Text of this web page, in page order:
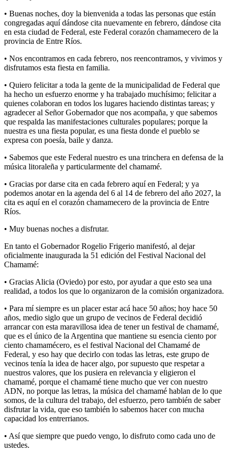
• Buenas noches, doy la bienvenida a todas las personas que están
congregadas aquí dándose cita nuevamente en febrero, dándose cita
en esta ciudad de Federal, este Federal corazón chamamecero de la
provincia de Entre Ríos.
• Nos encontramos en cada febrero, nos reencontramos, y vivimos y
disfrutamos esta fiesta en familia.
• Quiero felicitar a toda la gente de la municipalidad de Federal que
ha hecho un esfuerzo enorme y ha trabajado muchísimo; felicitar a
quienes colaboran en todos los lugares haciendo distintas tareas; y
agradecer al Señor Gobernador que nos acompaña, y que sabemos
que respalda las manifestaciones culturales populares; porque la
nuestra es una fiesta popular, es una fiesta donde el pueblo se
expresa con poesía, baile y danza.
• Sabemos que este Federal nuestro es una trinchera en defensa de la
música litoraleña y particularmente del chamamé.
• Gracias por darse cita en cada febrero aquí en Federal; y ya
podemos anotar en la agenda del 6 al 14 de febrero del año 2027, la
cita es aquí en el corazón chamamecero de la provincia de Entre
Ríos.
• Muy buenas noches a disfrutar.
En tanto el Gobernador Rogelio Frigerio manifestó, al dejar
oficialmente inaugurada la 51 edición del Festival Nacional del
Chamamé:
• Gracias Alicia (Oviedo) por esto, por ayudar a que esto sea una
realidad, a todos los que lo organizaron de la comisión organizadora.
• Para mí siempre es un placer estar acá hace 50 años; hoy hace 50
años, medio siglo que un grupo de vecinos de Federal decidió
arrancar con esta maravillosa idea de tener un festival de chamamé,
que es el único de la Argentina que mantiene su esencia ciento por
ciento chamamécero, es el festival Nacional del Chamamé de
Federal, y eso hay que decirlo con todas las letras, este grupo de
vecinos tenía la idea de hacer algo, por supuesto que respetar a
nuestros valores, que los pusiera en relevancia y eligieron el
chamamé, porque el chamamé tiene mucho que ver con nuestro
ADN, no porque las letras, la música del chamamé hablan de lo que
somos, de la cultura del trabajo, del esfuerzo, pero también de saber
disfrutar la vida, que eso también lo sabemos hacer con mucha
capacidad los entrerrianos.
• Así que siempre que puedo vengo, lo disfruto como cada uno de
ustedes.